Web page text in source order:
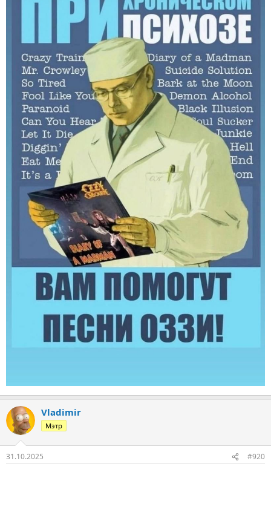
Vladimir
Мэтр
31.10.2025 #920